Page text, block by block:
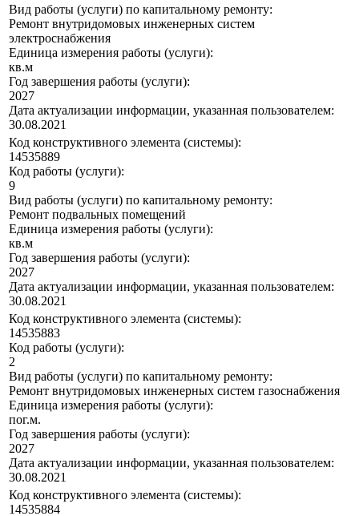
Вид работы (услуги) по капитальному ремонту:
Ремонт внутридомовых инженерных систем
электроснабжения
Единица измерения работы (услуги):
кв.м
Год завершения работы (услуги):
2027
Дата актуализации информации, указанная пользователем:
30.08.2021
Код конструктивного элемента (системы):
14535889
Код работы (услуги):
9
Вид работы (услуги) по капитальному ремонту:
Ремонт подвальных помещений
Единица измерения работы (услуги):
кв.м
Год завершения работы (услуги):
2027
Дата актуализации информации, указанная пользователем:
30.08.2021
Код конструктивного элемента (системы):
14535883
Код работы (услуги):
2
Вид работы (услуги) по капитальному ремонту:
Ремонт внутридомовых инженерных систем газоснабжения
Единица измерения работы (услуги):
пог.м.
Год завершения работы (услуги):
2027
Дата актуализации информации, указанная пользователем:
30.08.2021
Код конструктивного элемента (системы):
14535884